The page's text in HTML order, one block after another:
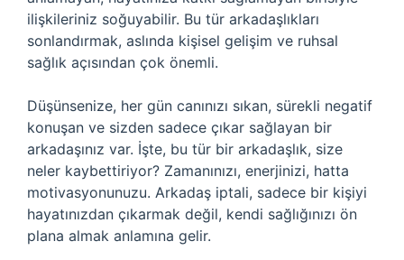
ilişkileriniz soğuyabilir. Bu tür arkadaşlıkları
sonlandırmak, aslında kişisel gelişim ve ruhsal
sağlık açısından çok önemli.
Düşünsenize, her gün canınızı sıkan, sürekli negatif
konuşan ve sizden sadece çıkar sağlayan bir
arkadaşınız var. İşte, bu tür bir arkadaşlık, size
neler kaybettiriyor? Zamanınızı, enerjinizi, hatta
motivasyonunuzu. Arkadaş iptali, sadece bir kişiyi
hayatınızdan çıkarmak değil, kendi sağlığınızı ön
plana almak anlamına gelir.